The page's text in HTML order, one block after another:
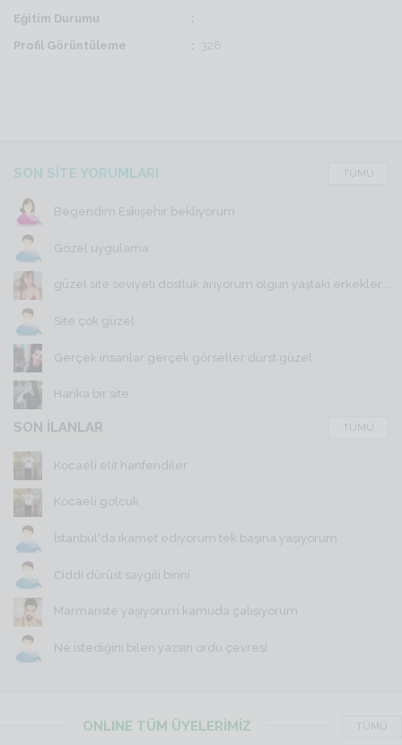
Eğitim Durumu
Profil Görüntüleme
328
SON SİTE YORUMLARI TÜMÜ
Begendim Eskişehir bekliyorum
Gözel uygulama
güzel site seviyeli dostluk arıyorum olgun yaştaki erkekler...
Site çok güzel
Gerçek insanlar gerçek görseller dürst güzel
Harika bir site
SON İLANLAR TÜMÜ
Kocaeli elit hanfendiler
Kocaeli golcuk
İstanbul'da ikamet ediyorum tek başına yaşıyorum
Ciddi dürüst saygili birini
Marmariste yaşıyorum kamuda çalışıyorum
Ne istediğini bilen yazsın ordu çevresi
ONLINE TÜM ÜYELERİMİZ TÜMÜ